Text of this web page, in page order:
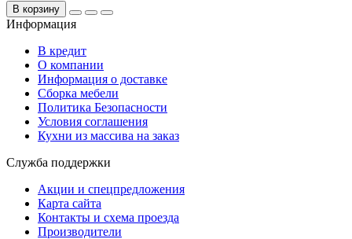
В корзину
Информация
В кредит
О компании
Информация о доставке
Сборка мебели
Политика Безопасности
Условия соглашения
Кухни из массива на заказ
Служба поддержки
Акции и спецпредложения
Карта сайта
Контакты и схема проезда
Производители